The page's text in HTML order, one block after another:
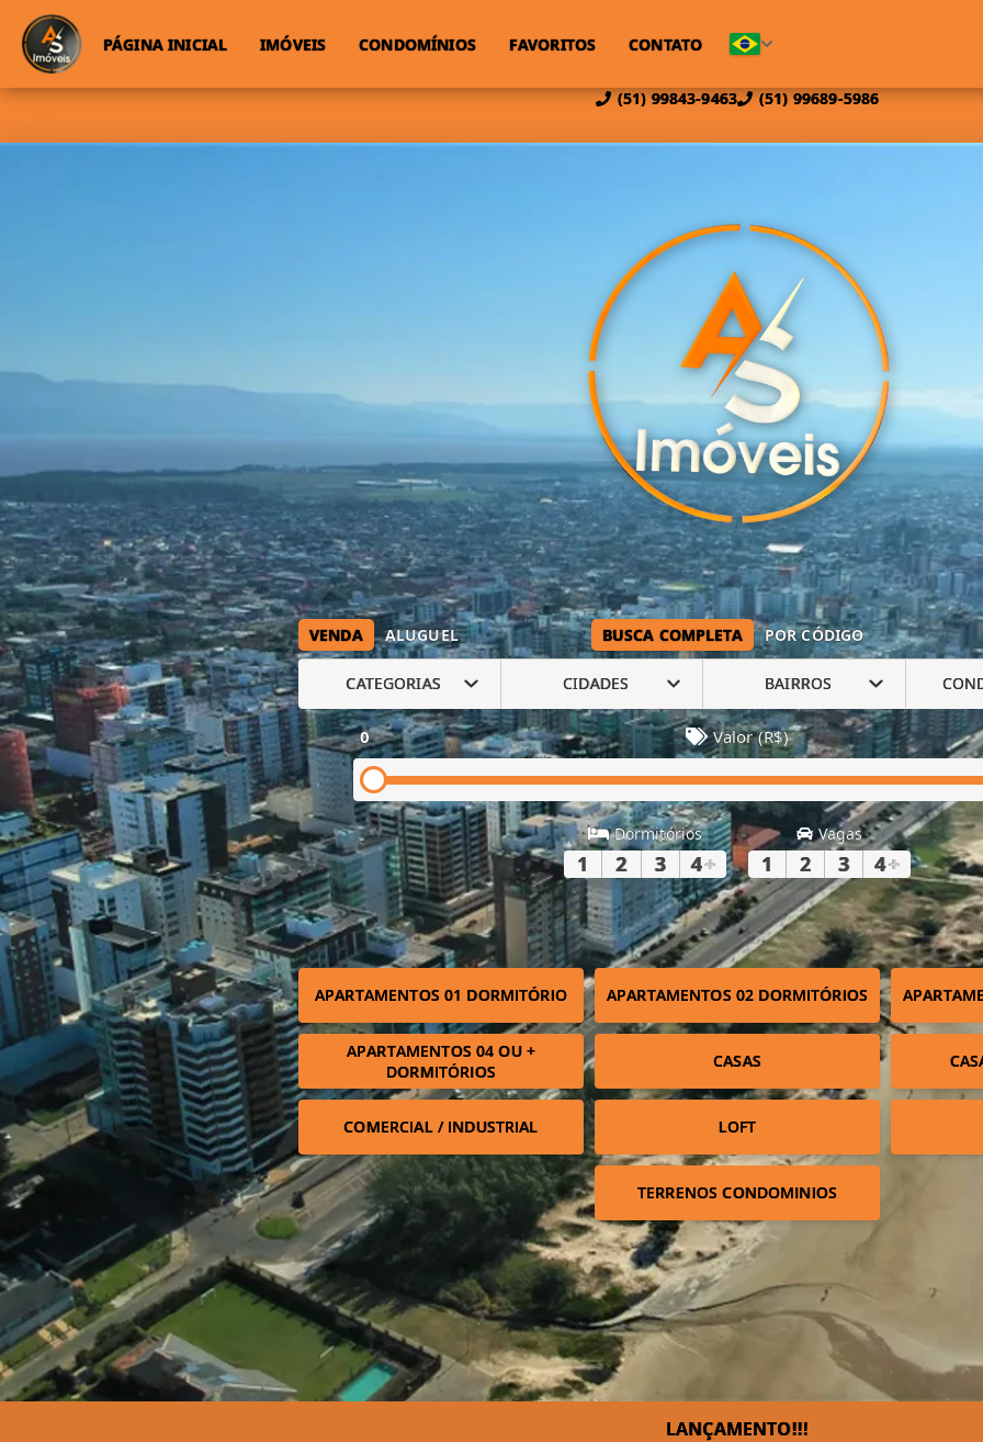
(51) 99843-9463 (51) 99689-5986
PÁGINA INICIAL IMÓVEIS CONDOMÍNIOS FAVORITOS CONTATO
VENDA ALUGUEL BUSCA COMPLETA POR CÓDIGO
CATEGORIAS CIDADES BAIRROS
0 Valor (R$)
Dormitórios
1 2 3 4+
Vagas
1 2 3 4+
APARTAMENTOS 01 DORMITÓRIO APARTAMENTOS 02 DORMITÓRIOS
APARTAMENTOS 04 OU +
DORMITÓRIOS
CASAS
COMERCIAL / INDUSTRIAL LOFT
TERRENOS CONDOMINIOS
LANÇAMENTO!!!